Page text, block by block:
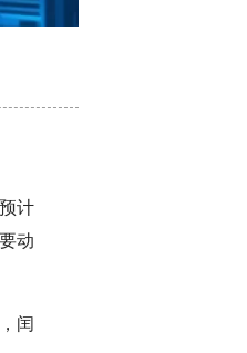
计
动
闰